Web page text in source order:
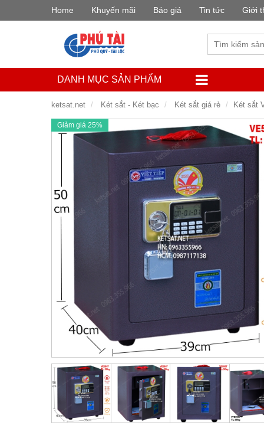
Home Khuyến mãi Báo giá Tin tức Giới
DANH MỤC SẢN PHẨM
ketsat.net Két sắt - Két bạc Két sắt giá rẻ Két sắt
Giảm giá 25%